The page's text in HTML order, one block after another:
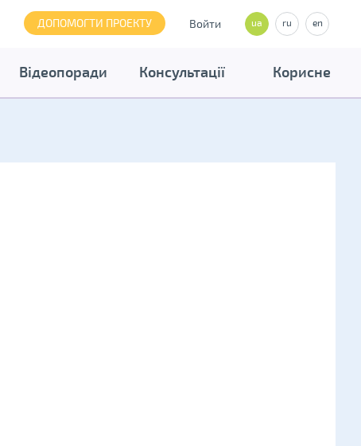
ДОПОМОГТИ ПРОЕКТУ Войти ua ru en
Відеопоради Консультації Корисне